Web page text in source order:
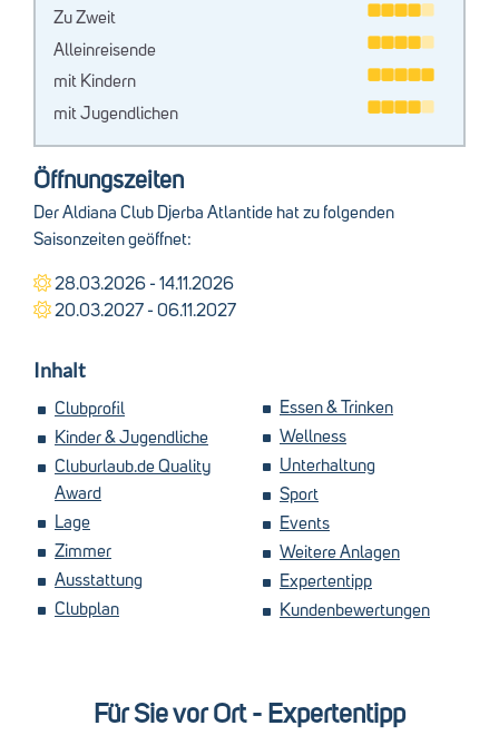
Inhalt
Clubprofil
Kinder & Jugendliche
Cluburlaub.de Quality
Award
Lage
Zimmer
Ausstattung
Clubplan
Essen & Trinken
Wellness
Unterhaltung
Sport
Events
Weitere Anlagen
Expertentipp
Kundenbewertungen
Zu Zweit
Alleinreisende
mit Kindern
mit Jugendlichen
Öffnungszeiten
Der Aldiana Club Djerba Atlantide hat zu folgenden
Saisonzeiten geöffnet:
28.03.2026 - 14.11.2026
20.03.2027 - 06.11.2027
Für Sie vor Ort - Expertentipp